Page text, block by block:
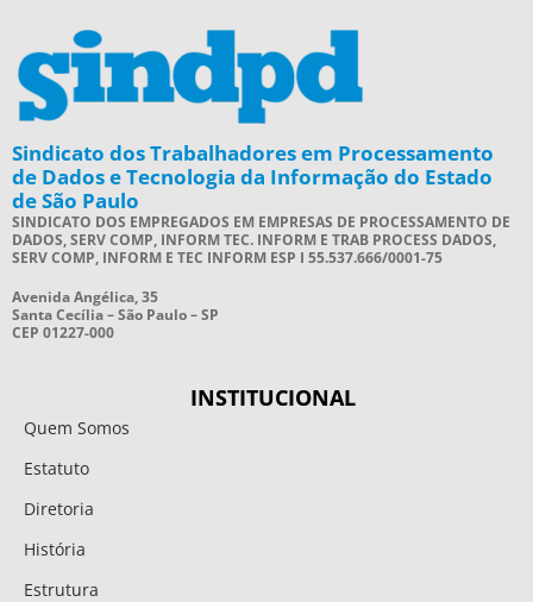
Sindicato dos Trabalhadores em Processamento
de Dados e Tecnologia da Informação do Estado
de São Paulo
SINDICATO DOS EMPREGADOS EM EMPRESAS DE PROCESSAMENTO DE
DADOS, SERV COMP, INFORM TEC. INFORM E TRAB PROCESS DADOS,
SERV COMP, INFORM E TEC INFORM ESP I 55.537.666/0001-75
Avenida Angélica, 35
Santa Cecília – São Paulo – SP
CEP 01227-000
INSTITUCIONAL
Quem Somos
Estatuto
Diretoria
História
Estrutura